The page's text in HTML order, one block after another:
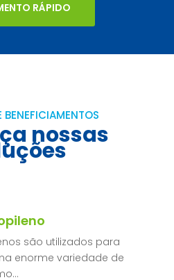
RÁPIDO
BENEFICIAMENTOS
nossas
são utilizados para
enorme variedade de